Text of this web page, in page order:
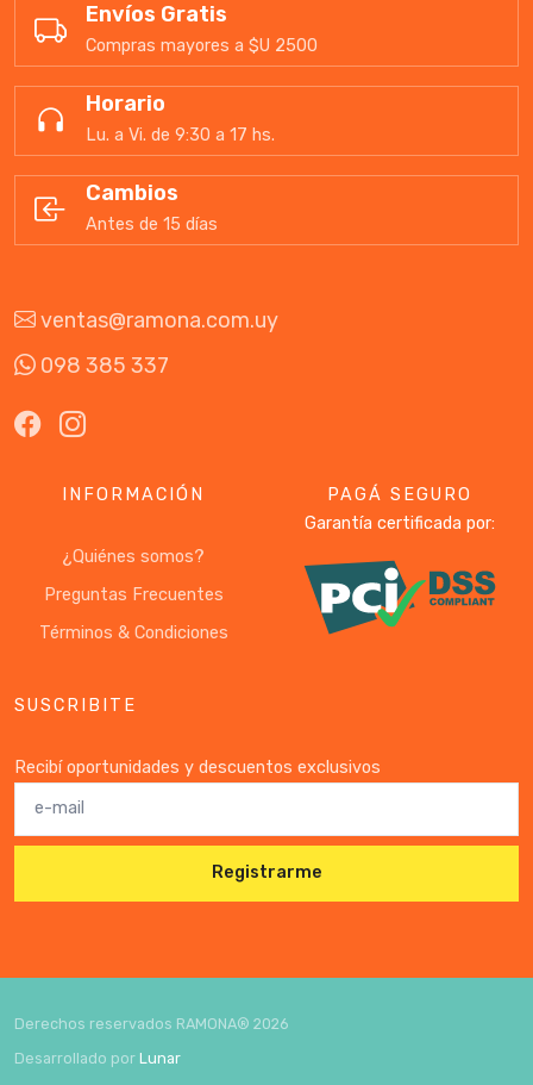
Envíos Gratis
Compras mayores a $U 2500
Horario
Lu. a Vi. de 9:30 a 17 hs.
Cambios
Antes de 15 días
ventas@ramona.com.uy
098 385 337
INFORMACIÓN
¿Quiénes somos?
Preguntas Frecuentes
Términos & Condiciones
PAGÁ SEGURO
Garantía certificada por:
SUSCRIBITE
Recibí oportunidades y descuentos exclusivos
Registrarme
Derechos reservados RAMONA® 2026
Desarrollado por Lunar